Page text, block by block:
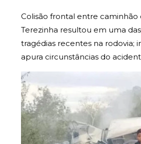
Colisão frontal entre caminhão
Terezinha resultou em uma
tragédias recentes na rodovia;
apura circunstâncias do